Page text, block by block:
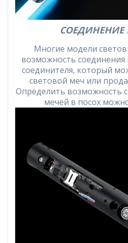
СОЕДИНЕНИЕ
Многие модели
возможность
соединителя, который
световой меч или
Определить возможность
мечей в посох